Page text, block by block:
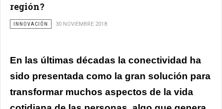
región?
INNOVACIÓN 30 NOVIEMBRE 2018
En las últimas décadas la conectividad ha
sido presentada como la gran solución para
transformar muchos aspectos de la vida